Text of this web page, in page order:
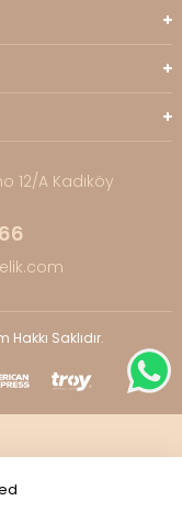
12/A Kadıköy
Saklıdır.